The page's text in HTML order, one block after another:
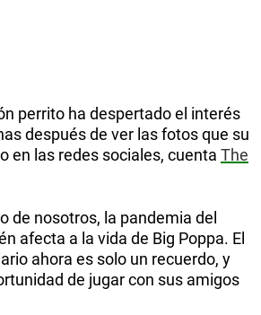
perrito ha despertado el interés
después de ver las fotos que su
en las redes sociales, cuenta The
de nosotros, la pandemia del
afecta a la vida de Big Poppa. El
ahora es solo un recuerdo, y
de jugar con sus amigos